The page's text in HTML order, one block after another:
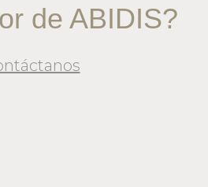
de ABIDIS?